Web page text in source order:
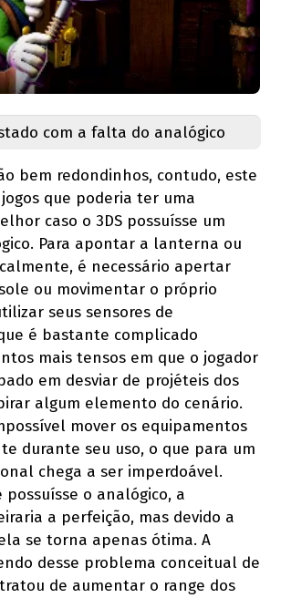
com a falta do analógico
bem redondinhos, contudo, este
que poderia ter uma
caso o 3DS possuísse um
Para apontar a lanterna ou
é necessário apertar
ou movimentar o próprio
seus sensores de
é bastante complicado
mais tensos em que o jogador
em desviar de projéteis dos
algum elemento do cenário.
mover os equipamentos
durante seu uso, o que para um
chega a ser imperdoável.
possuísse o analógico, a
a perfeição, mas devido a
se torna apenas ótima. A
desse problema conceitual de
de aumentar o range dos